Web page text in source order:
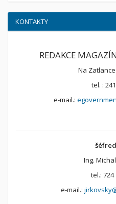
KONTAKTY
REDAKCE
Na
tel. :
e-mail.:
Ing.
tel.: 724
e-mail.: